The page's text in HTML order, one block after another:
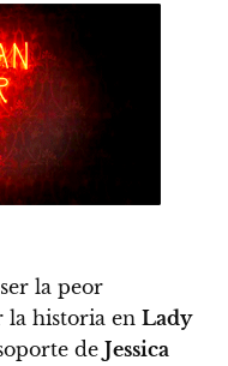
la peor
la historia en Lady
de Jessica